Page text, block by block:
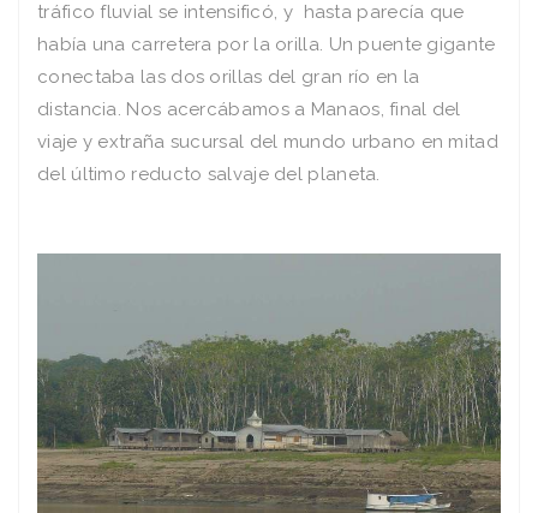
tráfico fluvial se intensificó, y hasta parecía que
había una carretera por la orilla. Un puente gigante
conectaba las dos orillas del gran río en la
distancia. Nos acercábamos a Manaos, final del
viaje y extraña sucursal del mundo urbano en mitad
del último reducto salvaje del planeta.